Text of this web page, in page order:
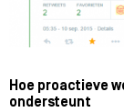
Hoe proactieve
ondersteunt